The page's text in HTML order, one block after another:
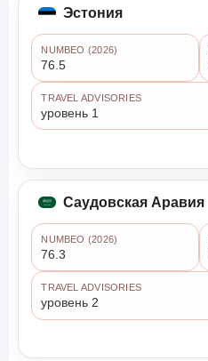
Эстония
NUMBEO (2026)
76.5
TRAVEL ADVISORIES
уровень 1
Саудовская Аравия
NUMBEO (2026)
76.3
TRAVEL ADVISORIES
уровень 2